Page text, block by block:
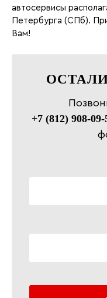
автосервисы
Петербурга (СПб).
Вам!
+7 (812) 908-09-